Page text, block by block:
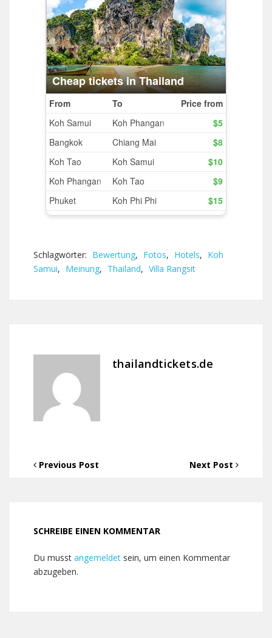
Schlagwörter: Bewertung, Fotos, Hotels, Koh
Samui, Meinung, Thailand, Villa Rangsit
thailandtickets.de
Previous Post Next Post
SCHREIBE EINEN KOMMENTAR
Du musst angemeldet sein, um einen Kommentar
abzugeben.